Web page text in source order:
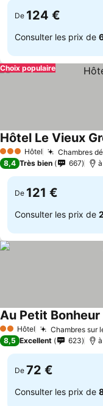
De 124 €
Consulter les prix de
Choix populaire
3 ÉtoilesHôtel Chambres
Hôtel Le Vieux
8,4 Très bien 667
De 121 €
Consulter les prix de
2 Étoiles
Hôtel Chambres sur
Au Petit Bonheur
8,5 Excellent 623
De 72 €
Consulter les prix de